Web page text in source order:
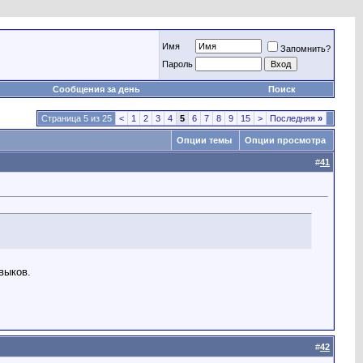
Имя
Запомнить?
Пароль
Сообщения за день Поиск
Страница 5 из 25 < 1 2 3 4 5 6 7 8 9 15 > Последняя »
Опции темы Опции просмотра
#41
#42